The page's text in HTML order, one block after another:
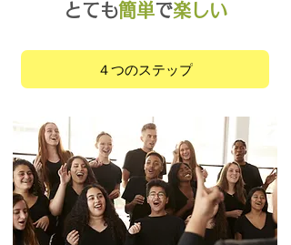
とても簡単で楽しい
４つのステップ